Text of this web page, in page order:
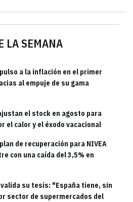
LA SEMANA
a la inflación en el primer
al empuje de su gama
el stock en agosto para
el calor y el éxodo vacacional
de recuperación para NIVEA
con una caída del 3,5% en
su tesis: "España tiene, sin
sector de supermercados del